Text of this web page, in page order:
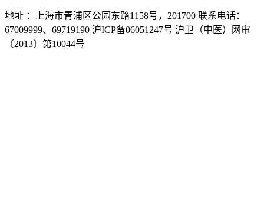
地址 ：上海市青浦区公园东路1158号，201700 联系电话：
67009999、69719190 沪ICP备06051247号 沪卫（中医）网审
〔2013〕第10044号